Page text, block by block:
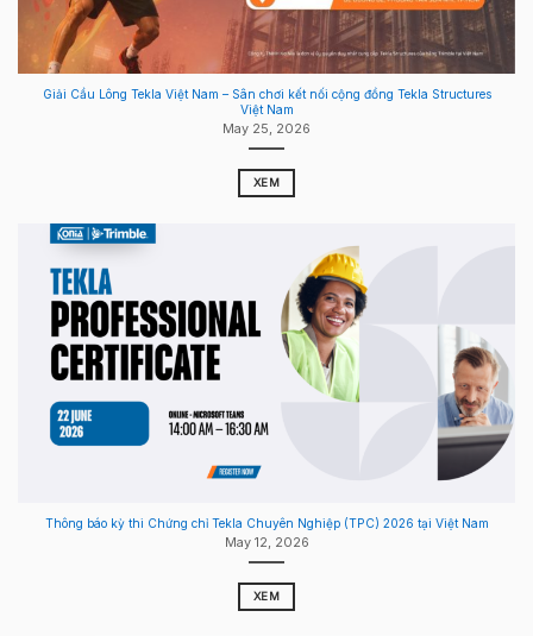
Giải Cầu Lông Tekla Việt Nam – Sân chơi kết nối cộng đồng Tekla Structures
Việt Nam
May 25, 2026
XEM
Thông báo kỳ thi Chứng chỉ Tekla Chuyên Nghiệp (TPC) 2026 tại Việt Nam
May 12, 2026
XEM